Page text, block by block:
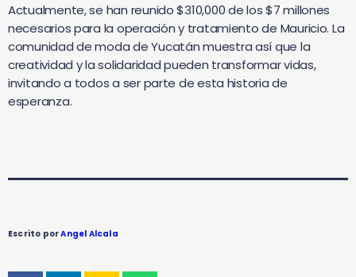
Actualmente, se han reunido $310,000 de los $7 millones
necesarios para la operación y tratamiento de Mauricio. La
comunidad de moda de Yucatán muestra así que la
creatividad y la solidaridad pueden transformar vidas,
invitando a todos a ser parte de esta historia de
esperanza.
Escrito porAngel Alcala